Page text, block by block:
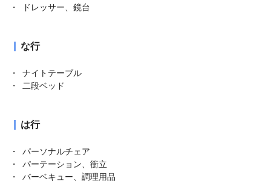
ドレッサー、鏡台
な行
ナイトテーブル
二段ベッド
は行
パーソナルチェア
パーテーション、衝立
バーベキュー、調理用品